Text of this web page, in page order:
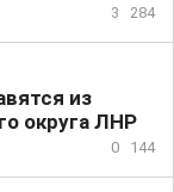
3 284
из
округа ЛНР
0 144